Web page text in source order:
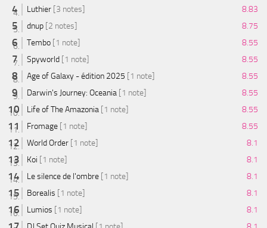
Luthier [3 notes]
8.83
dnup [2 notes]
8.75
Tembo [1 note]
8.55
Spyworld [1 note]
8.55
Age of Galaxy - édition 2025 [1 note]
8.55
Darwin's Journey: Oceania [1 note]
8.55
Life of The Amazonia [1 note]
8.55
Fromage [1 note]
8.55
World Order [1 note]
8.1
Koi [1 note]
8.1
Le silence de l'ombre [1 note]
8.1
Borealis [1 note]
8.1
Lumios [1 note]
8.1